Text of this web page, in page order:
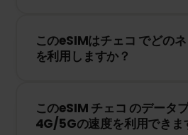
とをおすすめします。ただし
着するまでネットワークに接
このeSIMはチェコ でどの
を利用しますか？
ットワークに接続します。例
Mobile、O2、Vodafone など
このeSIM チェコ のデータ
4G/5Gの速度を利用できま